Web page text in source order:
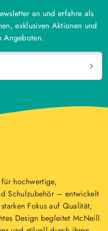
an und erfahre als
exklusiven Aktionen und
Angeboten.
hochwertige,
Schulzubehör – entwickelt
Fokus auf Qualität,
Design begleitet McNeill